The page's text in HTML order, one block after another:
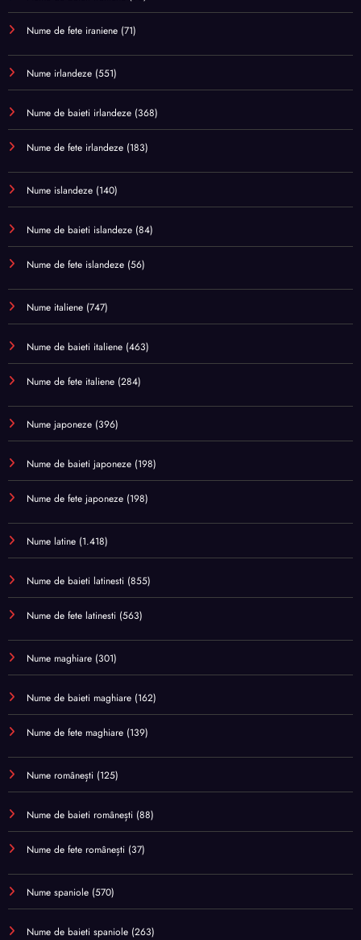
Nume de fete iraniene (71)
Nume irlandeze (551)
Nume de baieti irlandeze (368)
Nume de fete irlandeze (183)
Nume islandeze (140)
Nume de baieti islandeze (84)
Nume de fete islandeze (56)
Nume italiene (747)
Nume de baieti italiene (463)
Nume de fete italiene (284)
Nume japoneze (396)
Nume de baieti japoneze (198)
Nume de fete japoneze (198)
Nume latine (1.418)
Nume de baieti latinesti (855)
Nume de fete latinesti (563)
Nume maghiare (301)
Nume de baieti maghiare (162)
Nume de fete maghiare (139)
Nume românești (125)
Nume de baieti românești (88)
Nume de fete românești (37)
Nume spaniole (570)
Nume de baieti spaniole (263)